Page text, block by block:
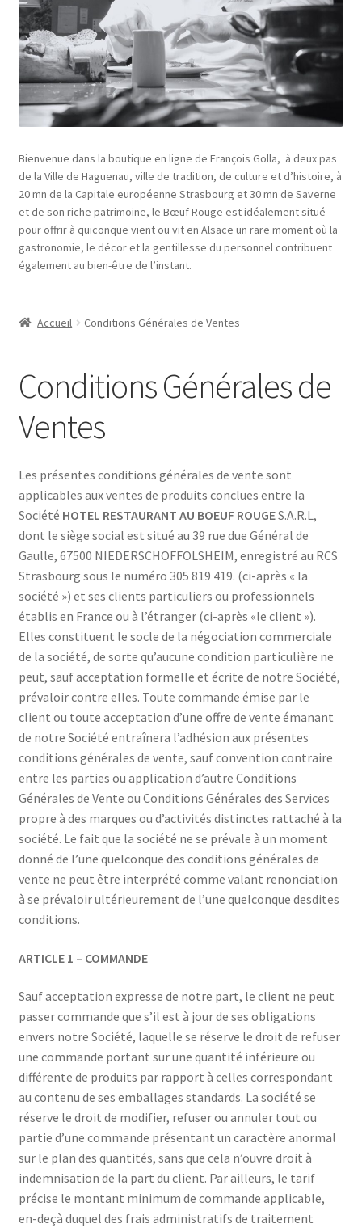
Mentions Légales
Mon compte
Panier
Politique de confidentialité
Bienvenue dans la boutique en ligne de François Golla, à deux pas
de la Ville de Haguenau, ville de tradition, de culture et d’histoire, à
20 mn de la Capitale européenne Strasbourg et 30 mn de Saverne
et de son riche patrimoine, le Bœuf Rouge est idéalement situé
pour offrir à quiconque vient ou vit en Alsace un rare moment où la
gastronomie, le décor et la gentillesse du personnel contribuent
également au bien-être de l’instant.
Accueil Conditions Générales de Ventes
Conditions Générales de
Ventes
Les présentes conditions générales de vente sont
applicables aux ventes de produits conclues entre la
Société HOTEL RESTAURANT AU BOEUF ROUGES.A.R.L,
dont le siège social est situé au 39 rue due Général de
Gaulle, 67500 NIEDERSCHOFFOLSHEIM, enregistré au RCS
Strasbourg sous le numéro 305 819 419. (ci-après « la
société ») et ses clients particuliers ou professionnels
établis en France ou à l’étranger (ci-après «le client »).
Elles constituent le socle de la négociation commerciale
de la société, de sorte qu’aucune condition particulière ne
peut, sauf acceptation formelle et écrite de notre Société,
prévaloir contre elles. Toute commande émise par le
client ou toute acceptation d’une offre de vente émanant
de notre Société entraînera l’adhésion aux présentes
conditions générales de vente, sauf convention contraire
entre les parties ou application d’autre Conditions
Générales de Vente ou Conditions Générales des Services
propre à des marques ou d’activités distinctes rattaché à la
société. Le fait que la société ne se prévale à un moment
donné de l’une quelconque des conditions générales de
vente ne peut être interprété comme valant renonciation
à se prévaloir ultérieurement de l’une quelconque desdites
conditions.
ARTICLE 1 – COMMANDE
Sauf acceptation expresse de notre part, le client ne peut
passer commande que s’il est à jour de ses obligations
envers notre Société, laquelle se réserve le droit de refuser
une commande portant sur une quantité inférieure ou
différente de produits par rapport à celles correspondant
au contenu de ses emballages standards. La société se
réserve le droit de modifier, refuser ou annuler tout ou
partie d’une commande présentant un caractère anormal
sur le plan des quantités, sans que cela n’ouvre droit à
indemnisation de la part du client. Par ailleurs, le tarif
précise le montant minimum de commande applicable,
en-deçà duquel des frais administratifs de traitement